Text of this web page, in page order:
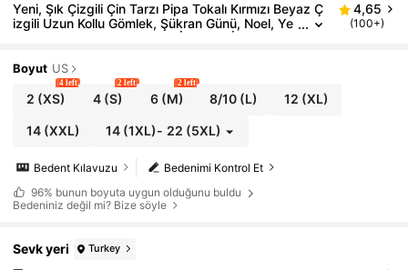
Yeni, Şık Çizgili Çin Tarzı Pipa Tokalı Kırmızı Beyaz Ç
izgili Uzun Kollu Gömlek, Şükran Günü, Noel, Ye
ni Yıl, Tatil, Günlük Giyim ve İlkbahar İçin Uygun
4,65
(100+)
Boyut US
2 (XS)
4 left
4(S)
2 left
6(M)
2 left
8/10 (L) 12 (XL)
14(XXL) 14 (1XL)- 22 (5XL)
Bedenimi Kontrol Et
Bedent Kılavuzu
96% bunun boyuta uygun olduğunu buldu
Bedeniniz değil mi? Bize söyle
Sevk yeri Turkey